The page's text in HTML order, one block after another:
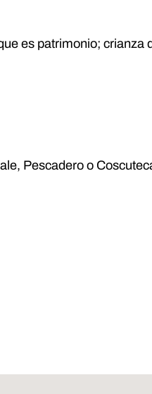
es patrimonio; crianza
Pescadero o